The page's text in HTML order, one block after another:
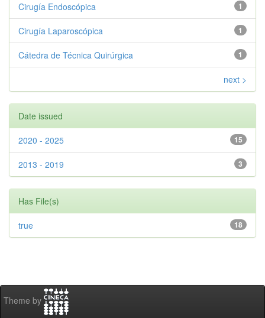
1
Cirugía Endoscópica
1
Cirugía Laparoscópica
1
Cátedra de Técnica Quirúrgica
next >
Date issued
15
2020 - 2025
3
2013 - 2019
Has File(s)
18
true
Theme by